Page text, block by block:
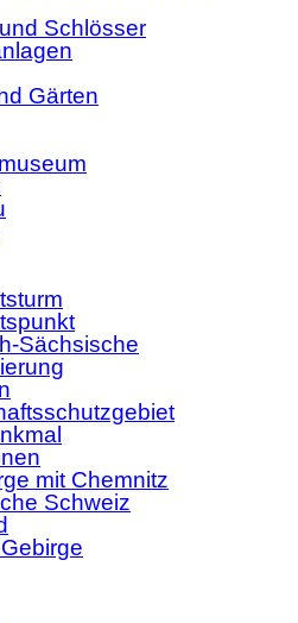
Schlösser
Gärten
Sächsische
mit Chemnitz
Schweiz